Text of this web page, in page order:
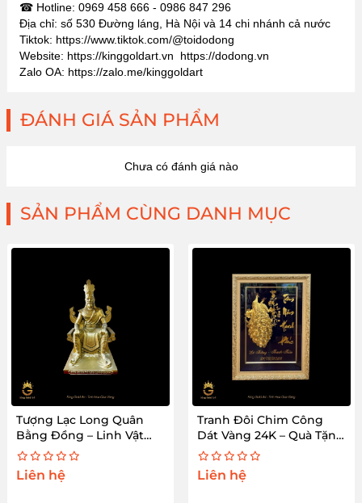
☎ Hotline: 0969 458 666 - 0986 847 296
Địa chỉ: số 530 Đường láng, Hà Nội và 14 chi nhánh cả nước
Tiktok: https://www.tiktok.com/@toidodong
Website: https://kinggoldart.vn https://dodong.vn
Zalo OA: https://zalo.me/kinggoldart
ĐÁNH GIÁ SẢN PHẨM
Chưa có đánh giá nào
SẢN PHẨM CÙNG DANH MỤC
Tượng Lạc Long Quân
Bằng Đồng – Linh Vật
Dân Tộc
Liên hệ
Tranh Đôi Chim Công
Dát Vàng 24K – Quà Tặng
Hạnh Phúc Vĩnh Cửu
Liên hệ